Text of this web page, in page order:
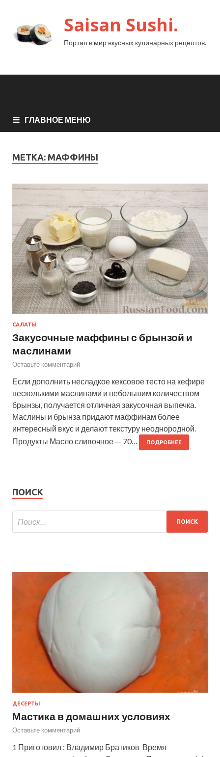
Saisan Sushi.
Портал в мир вкусных кулинарных рецептов.
ГЛАВНОЕ МЕНЮ
МЕТКА: МАФФИНЫ
САЛАТЫ
Закусочные маффины с брынзой и
маслинами
Оставьте комментарий
Если дополнить несладкое кексовое тесто на кефире
несколькими маслинами и небольшим количеством
брынзы, получается отличная закусочная выпечка.
Маслины и брынза придают маффинам более
интересный вкус и делают текстуру неоднородной.
Продукты Масло сливочное — 70…
ПОДРОБНЕЕ
ПОИСК
ДЕСЕРТЫ
Мастика в домашних условиях
Оставьте комментарий
1 Приготовил : Владимир Братиков Время